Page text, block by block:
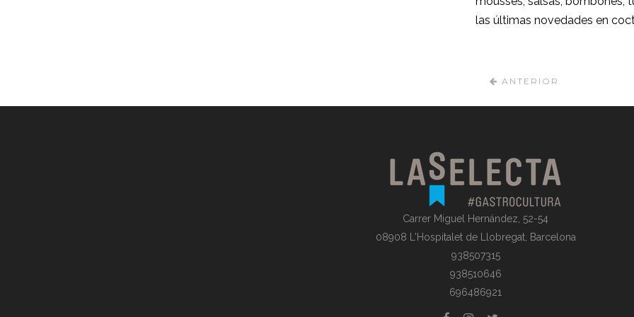
las últimas novedades en
ANTERIOR
Carrer Miguel Hernández, 52-54
08908 L'Hospitalet de Llobregat, Barcelona
938507315
938510646
696486921